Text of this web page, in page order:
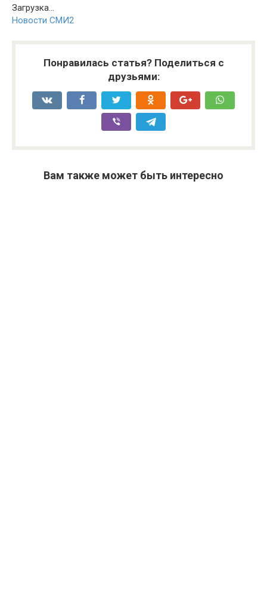
Загрузка...
Новости СМИ2
Понравилась статья? Поделиться с
друзьями:
Вам также может быть интересно